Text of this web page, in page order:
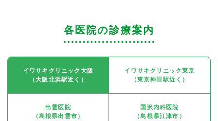
各医院の診療案内
イワサキクリニック大阪
（大阪北浜駅近く）
イワサキクリニック東京
（東京神田駅近く）
出雲医院
（島根県出雲市）
国沢内科医院
（島根県江津市）